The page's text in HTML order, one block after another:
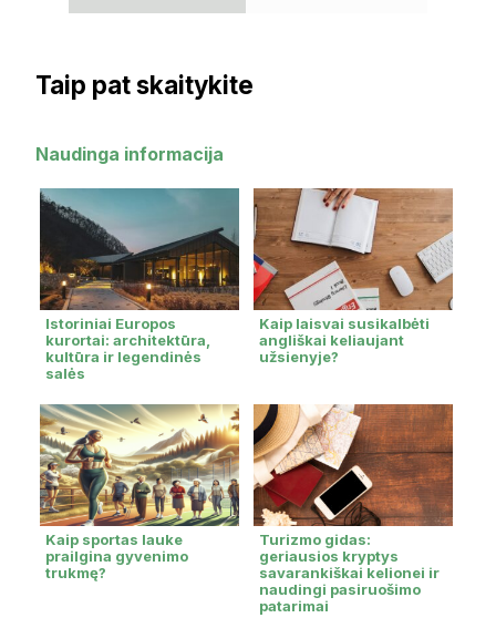
Taip pat skaitykite
Naudinga informacija
Istoriniai Europos
kurortai: architektūra,
kultūra ir legendinės
salės
Kaip laisvai susikalbėti
angliškai keliaujant
užsienyje?
Kaip sportas lauke
prailgina gyvenimo
trukmę?
Turizmo gidas:
geriausios kryptys
savarankiškai kelionei ir
naudingi pasiruošimo
patarimai